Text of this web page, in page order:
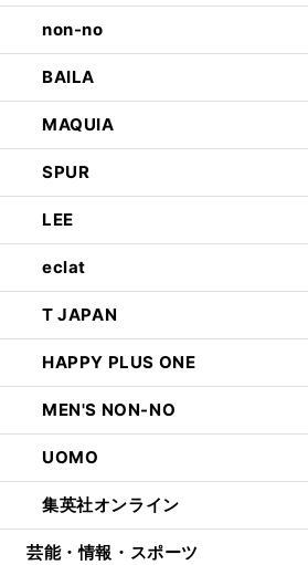
non-no
BAILA
MAQUIA
SPUR
LEE
eclat
T JAPAN
HAPPY PLUS ONE
MEN'S NON-NO
UOMO
集英社オンライン
芸能・情報・スポーツ